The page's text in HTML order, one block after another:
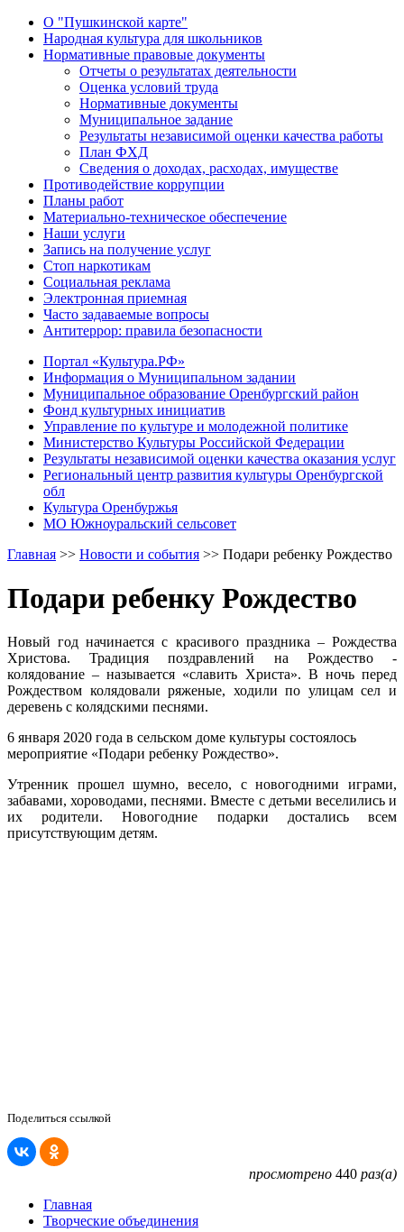
О "Пушкинской карте"
Народная культура для школьников
Нормативные правовые документы
Отчеты о результатах деятельности
Оценка условий труда
Нормативные документы
Муниципальное задание
Результаты независимой оценки качества работы
План ФХД
Сведения о доходах, расходах, имуществе
Противодействие коррупции
Планы работ
Материально-техническое обеспечение
Наши услуги
Запись на получение услуг
Стоп наркотикам
Социальная реклама
Электронная приемная
Часто задаваемые вопросы
Антитеррор: правила безопасности
Портал «Культура.РФ»
Информация о Муниципальном задании
Муниципальное образование Оренбургский район
Фонд культурных инициатив
Управление по культуре и молодежной политике
Министерство Культуры Российской Федерации
Результаты независимой оценки качества оказания услуг
Региональный центр развития культуры Оренбургской
обл
Культура Оренбуржья
МО Южноуральский сельсовет
Главная >> Новости и события >> Подари ребенку Рождество
Подари ребенку Рождество
Новый год начинается с красивого праздника – Рождества
Христова. Традиция поздравлений на Рождество -
колядование – называется «славить Христа». В ночь перед
Рождеством колядовали ряженые, ходили по улицам сел и
деревень с колядскими песнями.
6 января 2020 года в сельском доме культуры состоялось
мероприятие «Подари ребенку Рождество».
Утренник прошел шумно, весело, с новогодними играми,
забавами, хороводами, песнями. Вместе с детьми веселились и
их родители. Новогодние подарки достались всем
присутствующим детям.
Поделиться ссылкой
просмотрено 440 раз(а)
Главная
Творческие объединения